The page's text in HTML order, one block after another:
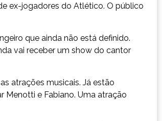
ex-jogadores do Atlético. O público
que ainda não está definido.
vai receber um show do cantor
atrações musicais. Já estão
Menotti e Fabiano. Uma atração